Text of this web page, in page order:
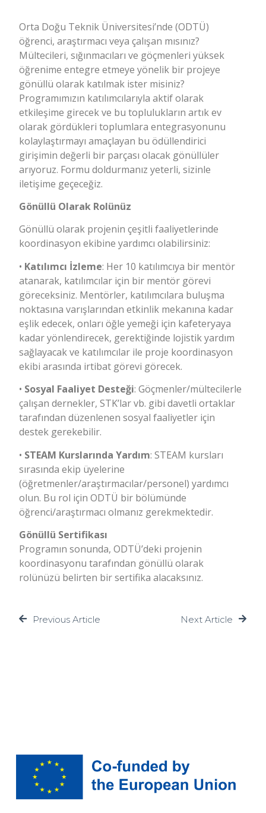
Orta Doğu Teknik Üniversitesi’nde (ODTÜ)
öğrenci, araştırmacı veya çalışan mısınız?
Mültecileri, sığınmacıları ve göçmenleri yüksek
öğrenime entegre etmeye yönelik bir projeye
gönüllü olarak katılmak ister misiniz?
Programımızın katılımcılarıyla aktif olarak
etkileşime girecek ve bu toplulukların artık ev
olarak gördükleri toplumlara entegrasyonunu
kolaylaştırmayı amaçlayan bu ödüllendirici
girişimin değerli bir parçası olacak gönüllüler
arıyoruz. Formu doldurmanız yeterli, sizinle
iletişime geçeceğiz.
Gönüllü Olarak Rolünüz
Gönüllü olarak projenin çeşitli faaliyetlerinde
koordinasyon ekibine yardımcı olabilirsiniz:
• Katılımcı İzleme: Her 10 katılımcıya bir mentör
atanarak, katılımcılar için bir mentör görevi
göreceksiniz. Mentörler, katılımcılara buluşma
noktasına varışlarından etkinlik mekanına kadar
eşlik edecek, onları öğle yemeği için kafeteryaya
kadar yönlendirecek, gerektiğinde lojistik yardım
sağlayacak ve katılımcılar ile proje koordinasyon
ekibi arasında irtibat görevi görecek.
• Sosyal Faaliyet Desteği: Göçmenler/mültecilerle
çalışan dernekler, STK’lar vb. gibi davetli ortaklar
tarafından düzenlenen sosyal faaliyetler için
destek gerekebilir.
• STEAM Kurslarında Yardım: STEAM kursları
sırasında ekip üyelerine
(öğretmenler/araştırmacılar/personel) yardımcı
olun. Bu rol için ODTÜ bir bölümünde
öğrenci/araştırmacı olmanız gerekmektedir.
Gönüllü Sertifikası
Programın sonunda, ODTÜ’deki projenin
koordinasyonu tarafından gönüllü olarak
rolünüzü belirten bir sertifika alacaksınız.
Previous Article Next Article